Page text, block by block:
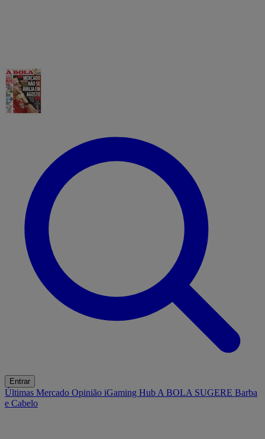
Entrar
Últimas Mercado Opinião iGaming Hub A BOLA SUGERE Barba
e Cabelo